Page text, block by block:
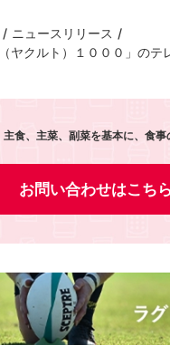
/ ニュースリリース /
ヤクルト）１０００」のテ
食、主菜、副菜を基本に、食事
お問い合わせはこちら